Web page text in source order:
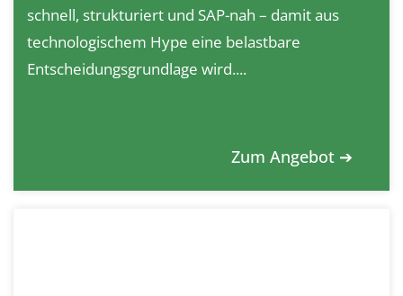
schnell, strukturiert und SAP-nah – damit aus
technologischem Hype eine belastbare
Entscheidungsgrundlage wird....
Zum Angebot ➔